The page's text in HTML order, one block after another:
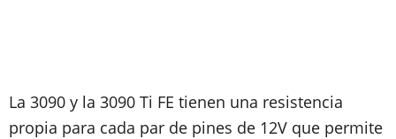
La 3090 y la 3090 Ti FE tienen una resistencia
propia para cada par de pines de 12V que permite